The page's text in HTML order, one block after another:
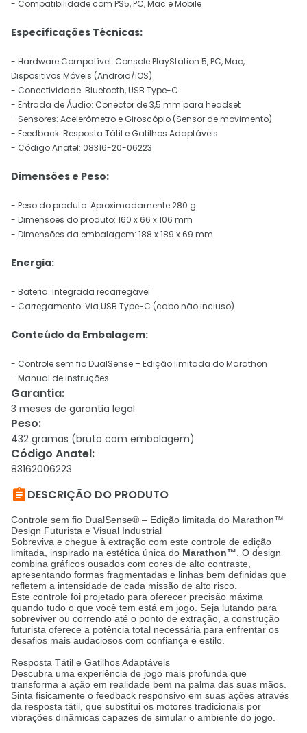
- Compatibilidade com PS5, PC, Mac e Mobile
Especificações Técnicas:
- Hardware Compatível: Console PlayStation 5, PC, Mac,
Dispositivos Móveis (Android/iOS)
- Conectividade: Bluetooth, USB Type-C
- Entrada de Áudio: Conector de 3,5 mm para headset
- Sensores: Acelerômetro e Giroscópio (Sensor de movimento)
- Feedback: Resposta Tátil e Gatilhos Adaptáveis
- Código Anatel: 08316-20-06223
Dimensões e Peso:
- Peso do produto: Aproximadamente 280 g
- Dimensões do produto: 160 x 66 x 106 mm
- Dimensões da embalagem: 188 x 189 x 69 mm
Energia:
- Bateria: Integrada recarregável
- Carregamento: Via USB Type-C (cabo não incluso)
Conteúdo da Embalagem:
- Controle sem fio DualSense – Edição limitada do Marathon
- Manual de instruções
Garantia:
3 meses de garantia legal
Peso:
432 gramas (bruto com embalagem)
Código Anatel:
83162006223
DESCRIÇÃO DO PRODUTO
Controle sem fio DualSense® – Edição limitada do Marathon™
Design Futurista e Visual Industrial
Sobreviva e chegue à extração com este controle de edição
limitada, inspirado na estética única do Marathon™ O design
combina gráficos ousados com cores de alto contraste,
apresentando formas fragmentadas e linhas bem definidas que
refletem a intensidade de cada missão de alto risco
Este controle foi projetado para oferecer precisão máxima
quando tudo o que você tem está em jogo Seja lutando para
sobreviver ou correndo até o ponto de extração, a construção
futurista oferece a potência total necessária para enfrentar os
desafios mais audaciosos com confiança e estilo
Resposta Tátil e Gatilhos Adaptáveis
Descubra uma experiência de jogo mais profunda que
transforma a ação em realidade bem na palma das suas mãos
Sinta fisicamente o feedback responsivo em suas ações através
da resposta tátil, que substitui os motores tradicionais por
vibrações dinâmicas capazes de simular o ambiente do jogo